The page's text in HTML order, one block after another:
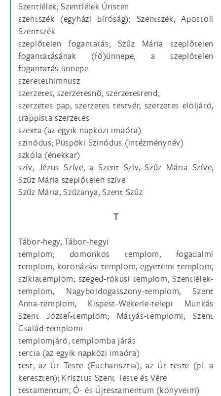
Szentlélek; Szentlélek Úristen
szentszék (egyházi bíróság); Szentszék, Apostoli
Szentszék
szeplőtelen fogantatás; Szűz Mária szeplőtelen
fogantatásának (fő)ünnepe, a szeplőtelen
fogantatás ünnepe
szeretethimnusz
szerzetes, szerzetesnő, szerzetesrend;
szerzetes pap, szerzetes testvér, szerzetes elöljáró,
trappista szerzetes
szexta (az egyik napközi imaóra)
szinódus; Püspöki Szinódus (intézménynév)
szkóla (énekkar)
szív; Jézus Szíve, a Szent Szív, Szűz Mária Szíve,
Szűz Mária szeplőtelen szíve
Szűz Mária, Szűzanya, Szent Szűz
T
Tábor-hegy, Tábor-hegyi
templom; domonkos templom, fogadalmi
templom, koronázási templom, egyetemi templom,
sziklatemplom; szeged-rókusi templom, Szentlélek-
templom, Nagyboldogasszony-templom, Szent
Anna-templom, Kispest-Wekerle-telepi Munkás
Szent József-templom; Mátyás-templomi, Szent
Család-templomi
templomjáró, templomba járás
tercia (az egyik napközi imaóra)
test; az Úr Teste (Eucharisztia), az Úr teste (pl. a
kereszten); Krisztus Szent Teste és Vére
testamentum; Ó- és Újtestamentum (könyveim)